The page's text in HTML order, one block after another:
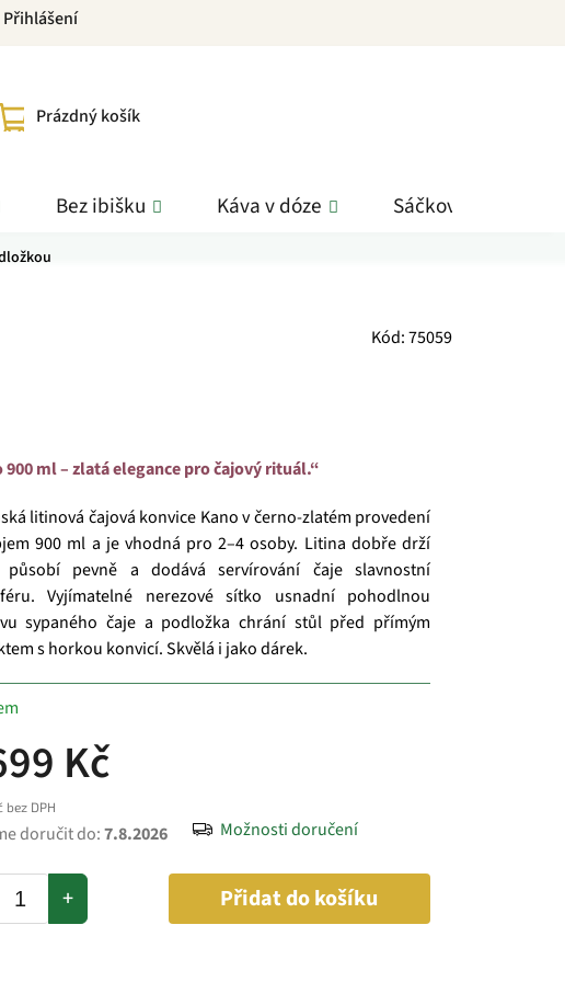
Přihlášení
NÁKUPNÍ
Prázdný košík
Bez ibišku Káva v dóze Sáčkové čaje
Kód:75059
Kč
bez DPH
doručit do:7.8.2026 Možnosti doručení
+ Přidat do košíku
900 ml – zlatá elegance pro čajový rituál.“
litinová čajová konvice Kano v černo-zlatém provedení
900 ml a je vhodná pro 2–4 osoby. Litina dobře drží
působí pevně a dodává servírování čaje slavnostní
Vyjímatelné nerezové sítko usnadní pohodlnou
sypaného čaje a podložka chrání stůl před přímým
s horkou konvicí. Skvělá i jako dárek.